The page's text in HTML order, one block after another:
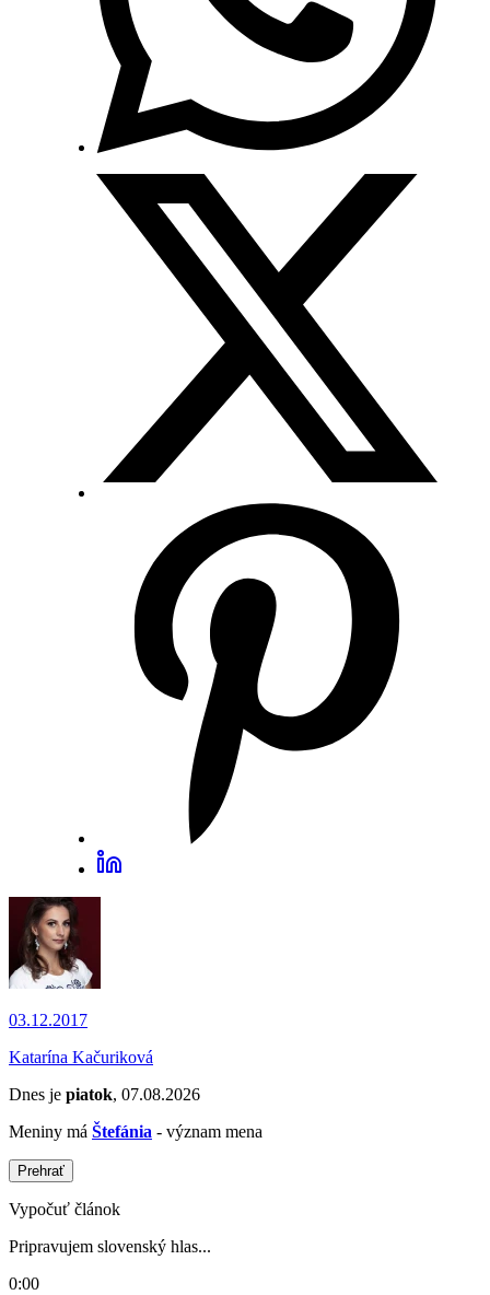
03.12.2017
Katarína Kačuriková
Dnes je piatok, 07.08.2026
Meniny má Štefánia - význam mena
Prehrať
Vypočuť článok
Pripravujem slovenský hlas...
0:00